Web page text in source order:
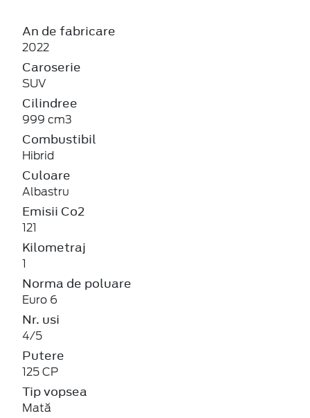
An de fabricare
2022
Caroserie
SUV
Cilindree
999 cm3
Combustibil
Hibrid
Culoare
Albastru
Emisii Co2
121
Kilometraj
1
Norma de poluare
Euro 6
Nr. usi
4/5
Putere
125 CP
Tip vopsea
Mată